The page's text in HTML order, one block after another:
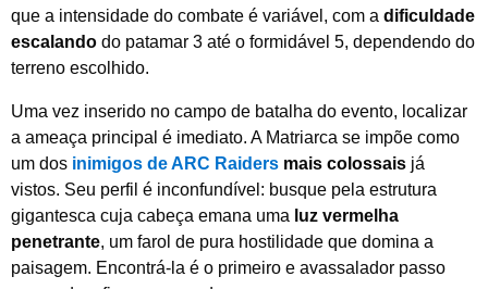
que a intensidade do combate é variável, com a dificuldade
escalando do patamar 3 até o formidável 5, dependendo do
terreno escolhido.
Uma vez inserido no campo de batalha do evento, localizar
a ameaça principal é imediato. A Matriarca se impõe como
um dos inimigos de ARC Raiders mais colossais já
vistos. Seu perfil é inconfundível: busque pela estrutura
gigantesca cuja cabeça emana uma luz vermelha
penetrante, um farol de pura hostilidade que domina a
paisagem. Encontrá-la é o primeiro e avassalador passo